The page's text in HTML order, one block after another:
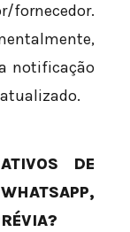
fornecedor.
notificação
DE